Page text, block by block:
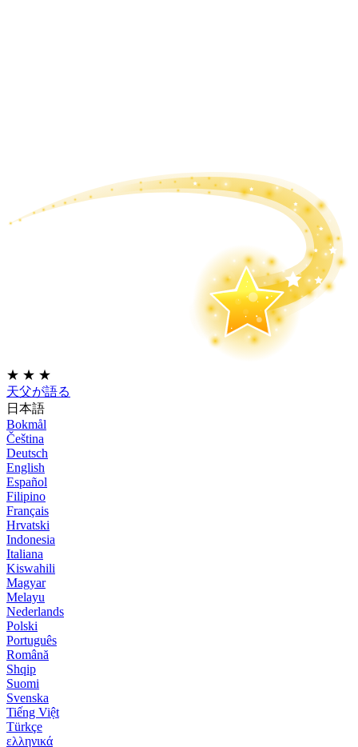
★ ★ ★
天父が語る
日本語
Bokmål
Čeština
Deutsch
English
Español
Filipino
Français
Hrvatski
Indonesia
Italiana
Kiswahili
Magyar
Melayu
Nederlands
Polski
Português
Română
Shqip
Suomi
Svenska
Tiếng Việt
Türkçe
ελληνικά